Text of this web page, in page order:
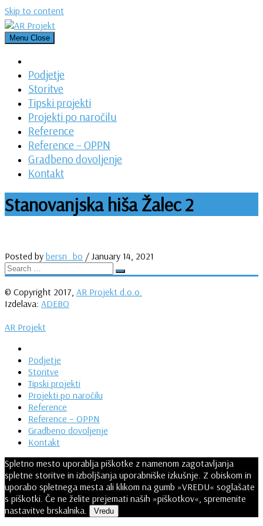
Skip to content
Menu Close
Podjetje
Storitve
Tipski projekti
Projekti po naročilu
Reference
Reference – OPPN
Gradbeno dovoljenje
Kontakt
Stanovanjska hiša Žalec 2
Posted by bersn_bo / January 14, 2021
© Copyright 2017, AR Projekt d.o.o.
Izdelava: ADEBO
AR Projekt
Podjetje
Storitve
Tipski projekti
Projekti po naročilu
Reference
Reference – OPPN
Gradbeno dovoljenje
Kontakt
Spletno mesto uporablja piškotke z namenom zagotavljanja
spletne storitve in izboljšanja uporabniške izkušnje. Z obiskom in
uporabo spletnega mesta ali klikom na gumb »VREDU« soglašate
s piškotki. Če ne želite prejemati naših »piškotkov«, spremenite
nastavitve brskalnika.
Vredu